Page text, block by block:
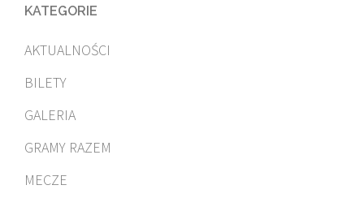
KATEGORIE
AKTUALNOŚCI
BILETY
GALERIA
GRAMY RAZEM
MECZE